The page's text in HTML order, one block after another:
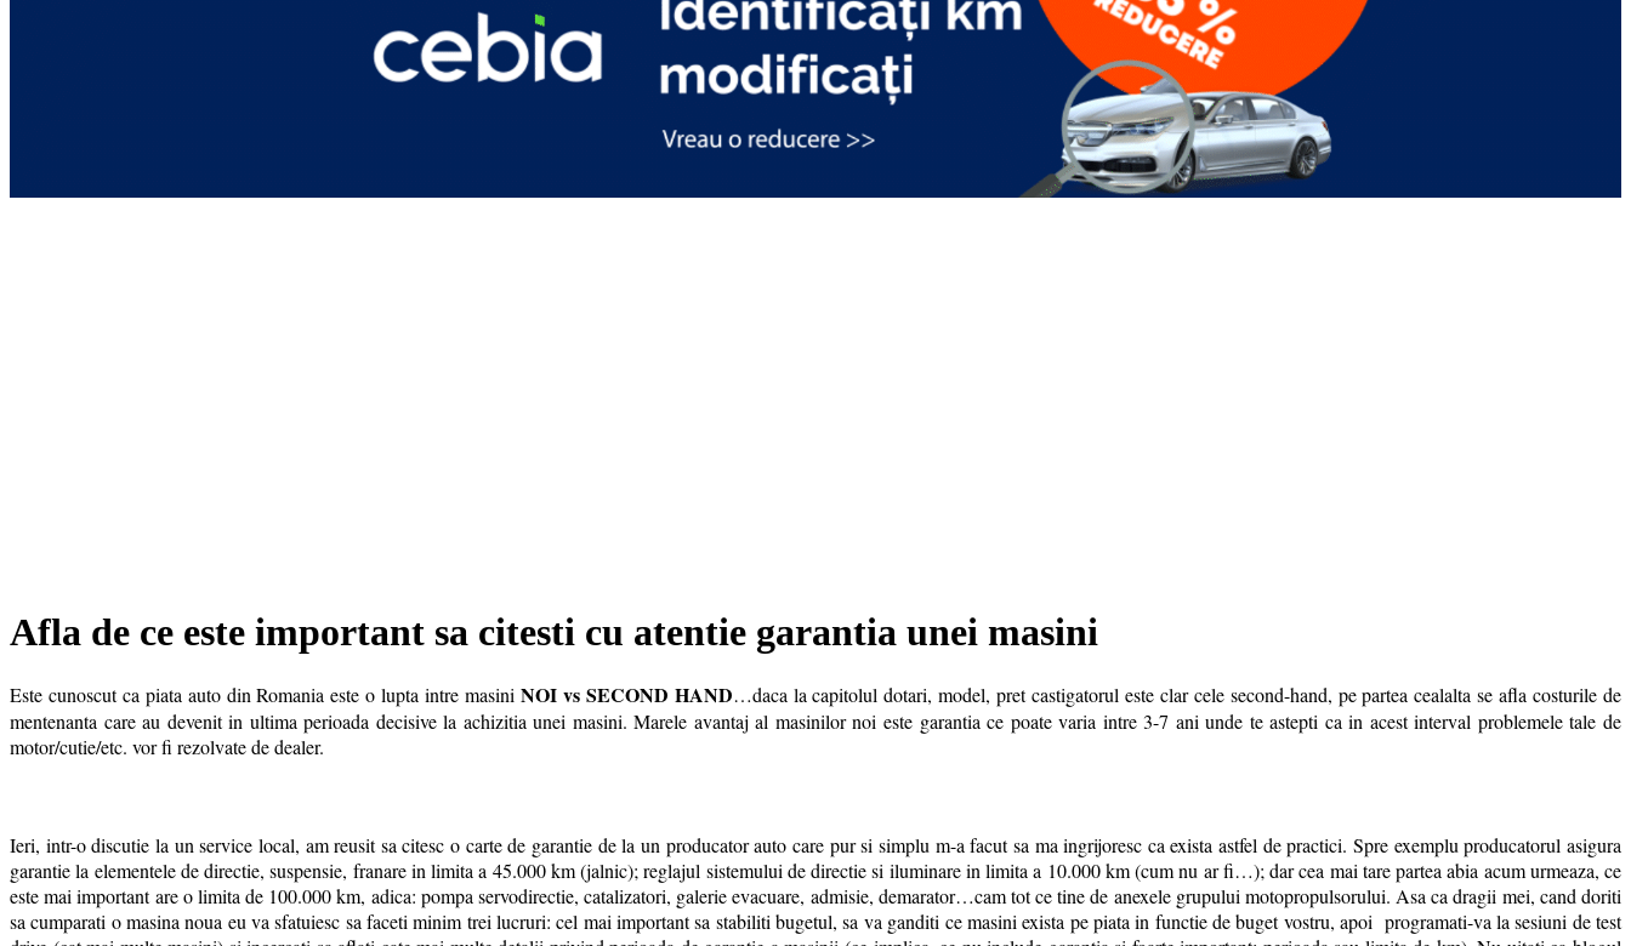
Afla de ce este important sa citesti cu atentie garantia unei masini
Este cunoscut ca piata auto din Romania este o lupta intre masini NOI vs SECOND HAND…daca la capitolul dotari, model, pret castigatorul este clar cele second-hand, pe partea cealalta se afla costurile de
mentenanta care au devenit in ultima perioada decisive la achizitia unei masini. Marele avantaj al masinilor noi este garantia ce poate varia intre 3-7 ani unde te astepti ca in acest interval problemele tale de
motor/cutie/etc. vor fi rezolvate de dealer.
Ieri, intr-o discutie la un service local, am reusit sa citesc o carte de garantie de la un producator auto care pur si simplu m-a facut sa ma ingrijoresc ca exista astfel de practici. Spre exemplu producatorul asigura
garantie la elementele de directie, suspensie, franare in limita a 45.000 km (jalnic); reglajul sistemului de directie si iluminare in limita a 10.000 km (cum nu ar fi…); dar cea mai tare partea abia acum urmeaza, ce
este mai important are o limita de 100.000 km, adica: pompa servodirectie, catalizatori, galerie evacuare, admisie, demarator…cam tot ce tine de anexele grupului motopropulsorului. Asa ca dragii mei, cand doriti
sa cumparati o masina noua eu va sfatuiesc sa faceti minim trei lucruri: cel mai important sa stabiliti bugetul, sa va ganditi ce masini exista pe piata in functie de buget vostru, apoi programati-va la sesiuni de test